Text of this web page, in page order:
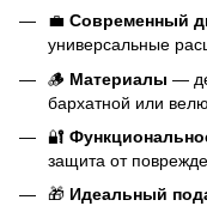
💼 Современный
универсальные
🪵 Материалы —
бархатной или
🔐
защита от
🎁 Идеальный